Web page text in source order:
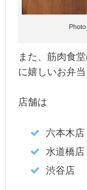
また、筋肉食
に嬉しいお弁
店舗は
六本木店
水道橋店
渋谷店